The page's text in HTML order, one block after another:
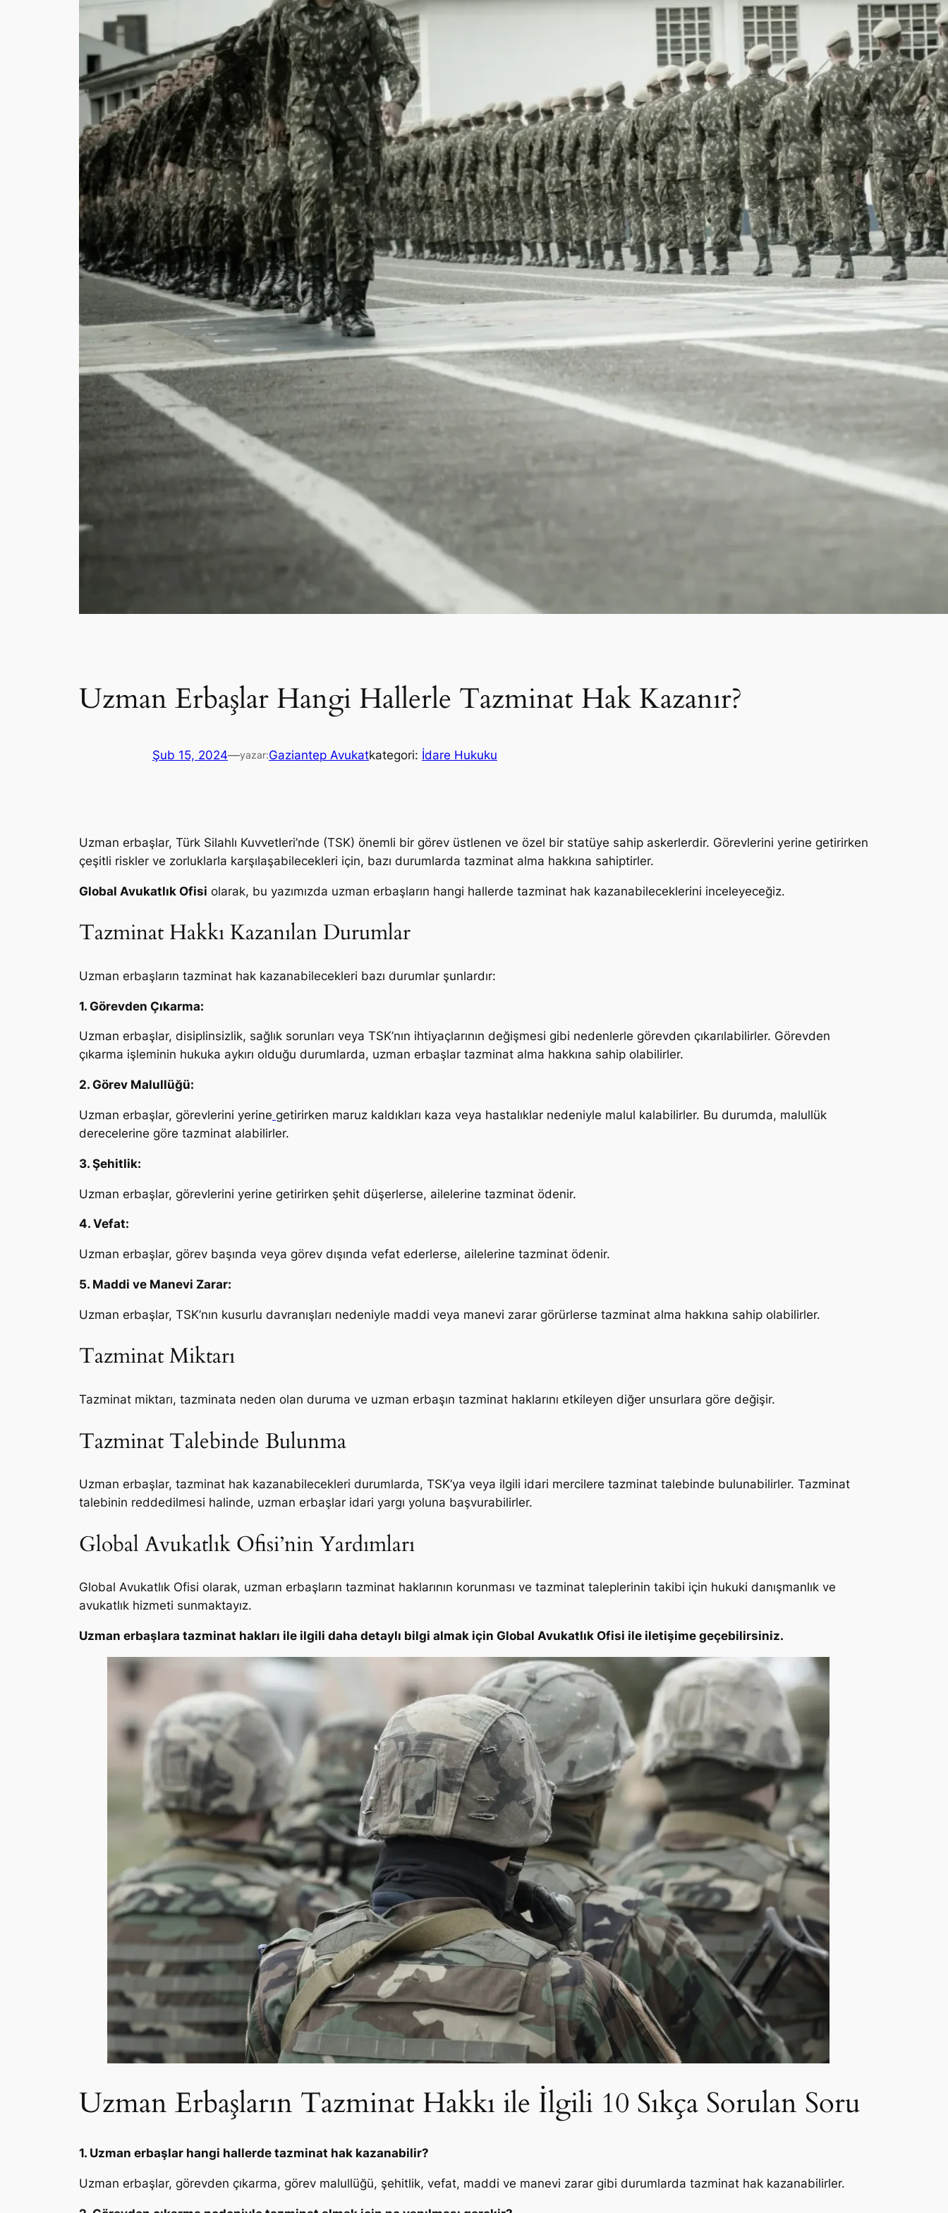
Uzman Erbaşlar Hangi Hallerle Tazminat Hak Kazanır?
Şub 15, 2024—yazar:Gaziantep Avukatkategori: İdare Hukuku
Uzman erbaşlar, Türk Silahlı Kuvvetleri’nde (TSK) önemli bir görev üstlenen ve özel bir statüye sahip askerlerdir. Görevlerini yerine getirirken
çeşitli riskler ve zorluklarla karşılaşabilecekleri için, bazı durumlarda tazminat alma hakkına sahiptirler.
Global Avukatlık Ofisi olarak, bu yazımızda uzman erbaşların hangi hallerde tazminat hak kazanabileceklerini inceleyeceğiz.
Tazminat Hakkı Kazanılan Durumlar
Uzman erbaşların tazminat hak kazanabilecekleri bazı durumlar şunlardır:
1. Görevden Çıkarma:
Uzman erbaşlar, disiplinsizlik, sağlık sorunları veya TSK’nın ihtiyaçlarının değişmesi gibi nedenlerle görevden çıkarılabilirler. Görevden
çıkarma işleminin hukuka aykırı olduğu durumlarda, uzman erbaşlar tazminat alma hakkına sahip olabilirler.
2. Görev Malullüğü:
Uzman erbaşlar, görevlerini yerine getirirken maruz kaldıkları kaza veya hastalıklar nedeniyle malul kalabilirler. Bu durumda, malullük
derecelerine göre tazminat alabilirler.
3. Şehitlik:
Uzman erbaşlar, görevlerini yerine getirirken şehit düşerlerse, ailelerine tazminat ödenir.
4. Vefat:
Uzman erbaşlar, görev başında veya görev dışında vefat ederlerse, ailelerine tazminat ödenir.
5. Maddi ve Manevi Zarar:
Uzman erbaşlar, TSK’nın kusurlu davranışları nedeniyle maddi veya manevi zarar görürlerse tazminat alma hakkına sahip olabilirler.
Tazminat Miktarı
Tazminat miktarı, tazminata neden olan duruma ve uzman erbaşın tazminat haklarını etkileyen diğer unsurlara göre değişir.
Tazminat Talebinde Bulunma
Uzman erbaşlar, tazminat hak kazanabilecekleri durumlarda, TSK’ya veya ilgili idari mercilere tazminat talebinde bulunabilirler. Tazminat
talebinin reddedilmesi halinde, uzman erbaşlar idari yargı yoluna başvurabilirler.
Global Avukatlık Ofisi’nin Yardımları
Global Avukatlık Ofisi olarak, uzman erbaşların tazminat haklarının korunması ve tazminat taleplerinin takibi için hukuki danışmanlık ve
avukatlık hizmeti sunmaktayız.
Uzman erbaşlara tazminat hakları ile ilgili daha detaylı bilgi almak için Global Avukatlık Ofisi ile iletişime geçebilirsiniz.
Uzman Erbaşların Tazminat Hakkı ile İlgili 10 Sıkça Sorulan Soru
1. Uzman erbaşlar hangi hallerde tazminat hak kazanabilir?
Uzman erbaşlar, görevden çıkarma, görev malullüğü, şehitlik, vefat, maddi ve manevi zarar gibi durumlarda tazminat hak kazanabilirler.